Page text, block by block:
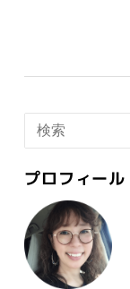
プロフィール